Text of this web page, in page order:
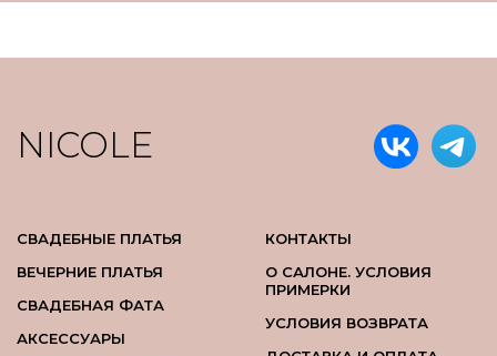
NICOLE
СВАДЕБНЫЕ ПЛАТЬЯ
ВЕЧЕРНИЕ ПЛАТЬЯ
СВАДЕБНАЯ ФАТА
АКСЕССУАРЫ
КОНТАКТЫ
О САЛОНЕ. УСЛОВИЯ
ПРИМЕРКИ
УСЛОВИЯ ВОЗВРАТА